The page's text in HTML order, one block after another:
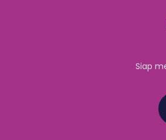
Siap